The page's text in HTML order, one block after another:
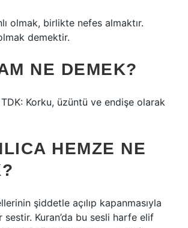
olmak, birlikte nefes almaktır.
demektir.
NE DEMEK?
Korku, üzüntü ve endişe olarak
HEMZE NE
şiddetle açılıp kapanmasıyla
Kuran’da bu sesli harfe elif